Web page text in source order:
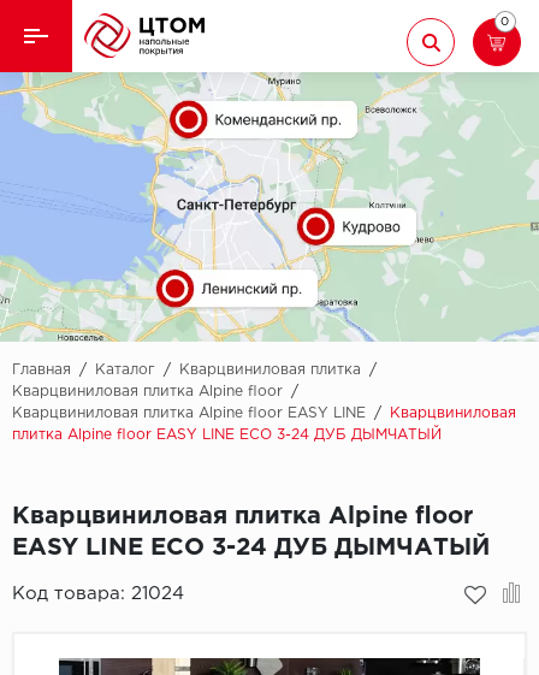
Назад
Кварцвиниловая плитка
Назад
Aberhof
Adelar
Alfa
AllureFloor
Aquamax
Ламинат
Ковролин
Линолеум
Паркет
Паркетная доска
Подложка
0
Главная / Каталог / Кварцвиниловая плитка
/
Кварцвиниловая плитка Alpine floor
/
Кварцвиниловая плитка Alpine floor EASY LINE
/
Кварцвиниловая
плитка Alpine floor EASY LINE ЕСО 3-24 ДУБ ДЫМЧАТЫЙ
Кварцвиниловая плитка Alpine floor
EASY LINE ЕСО 3-24 ДУБ ДЫМЧАТЫЙ
Код товара: 21024